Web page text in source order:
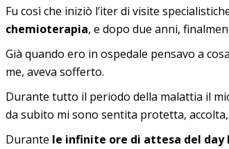
Fu così che iniziò l’iter di visite
chemioterapia, e dopo due anni,
Già quando ero in ospedale pensavo a
me, aveva sofferto.
Durante tutto il periodo della malattia il
da subito mi sono sentita protetta,
Durante le infinite ore di attesa del day